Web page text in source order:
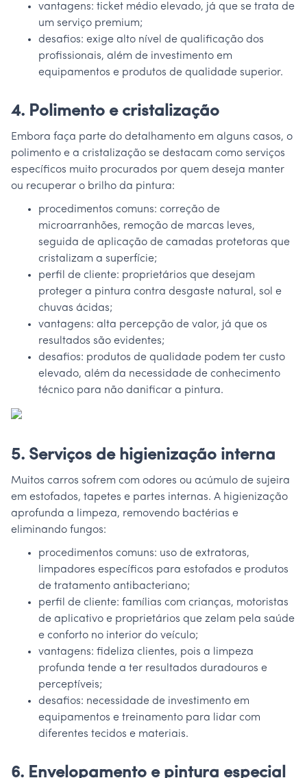
vantagens: ticket médio elevado, já que se trata de
um serviço premium;
desafios: exige alto nível de qualificação dos
profissionais, além de investimento em
equipamentos e produtos de qualidade superior.
4. Polimento e cristalização
Embora faça parte do detalhamento em alguns casos, o
polimento e a cristalização se destacam como serviços
específicos muito procurados por quem deseja manter
ou recuperar o brilho da pintura:
procedimentos comuns: correção de
microarranhões, remoção de marcas leves,
seguida de aplicação de camadas protetoras que
cristalizam a superfície;
perfil de cliente: proprietários que desejam
proteger a pintura contra desgaste natural, sol e
chuvas ácidas;
vantagens: alta percepção de valor, já que os
resultados são evidentes;
desafios: produtos de qualidade podem ter custo
elevado, além da necessidade de conhecimento
técnico para não danificar a pintura.
5. Serviços de higienização interna
Muitos carros sofrem com odores ou acúmulo de sujeira
em estofados, tapetes e partes internas. A higienização
aprofunda a limpeza, removendo bactérias e
eliminando fungos:
procedimentos comuns: uso de extratoras,
limpadores específicos para estofados e produtos
de tratamento antibacteriano;
perfil de cliente: famílias com crianças, motoristas
de aplicativo e proprietários que zelam pela saúde
e conforto no interior do veículo;
vantagens: fideliza clientes, pois a limpeza
profunda tende a ter resultados duradouros e
perceptíveis;
desafios: necessidade de investimento em
equipamentos e treinamento para lidar com
diferentes tecidos e materiais.
6. Envelopamento e pintura especial